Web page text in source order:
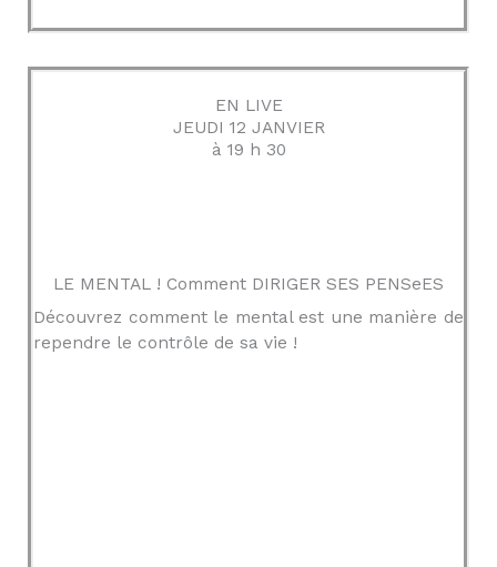
EN LIVE
JEUDI 12 JANVIER
à 19 h 30
LE MENTAL ! Comment DIRIGER SES PENSeES
Découvrez comment le mental est une manière de
rependre le contrôle de sa vie !